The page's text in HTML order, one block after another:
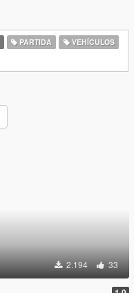
PARTIDA
VEHÍCULOS
2.194 33